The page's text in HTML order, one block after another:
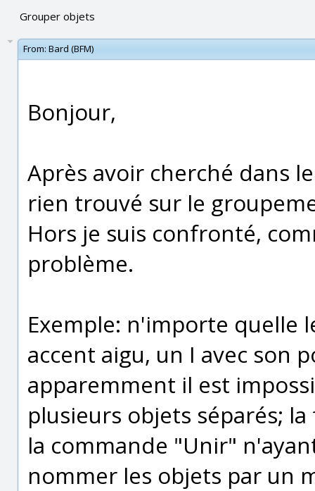
Grouper objets
From: Bard (BFM)
Bonjour,
Après avoir cherché dans
rien trouvé sur le
Hors je suis confronté,
problème.
Exemple: n'importe quelle
accent aigu, un I avec son
apparemment il est
plusieurs objets séparés;
la commande "Unir"
nommer les objets par un